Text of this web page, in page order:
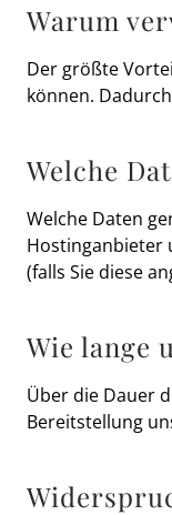
Warum
Der größte
können.
Welche
Welche Daten
Hostinganbieter
(falls Sie diese
Wie lange
Über die Dauer
Bereitstellung